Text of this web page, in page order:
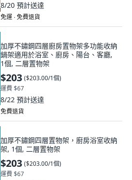
8/20 預計送達
免運 ∙ 免費退貨
加厚不鏽鋼四層廚房置物架多功能收納
鍋架適用於浴室、廚房、陽台、客廳,
1個, 二層置物架
$203 ($203.00/1個)
運費 $67
8/22 預計送達
免費退貨
加厚不鏽鋼四層置物架，廚房浴室收納
架, 1個, 二層置物架
$203 ($203.00/1個)
運費 $67